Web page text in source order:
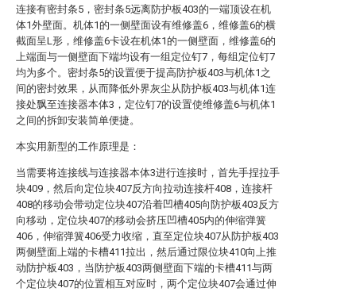
连接有密封条5，密封条5远离防护板403的一端顶设在机
体1外壁面。机体1的一侧壁面设有维修盖6，维修盖6的横
截面呈L形，维修盖6卡设在机体1的一侧壁面，维修盖6的
上端面与一侧壁面下端均设有一组定位钉7，每组定位钉7
均为多个。密封条5的设置便于提高防护板403与机体1之
间的密封效果，从而降低外界灰尘从防护板403与机体1连
接处飘至连接器本体3，定位钉7的设置使维修盖6与机体1
之间的拆卸安装简单便捷。
本实用新型的工作原理是：
当需要将连接线与连接器本体3进行连接时，首先手捏拉手
块409，然后向定位块407反方向拉动连接杆408，连接杆
408的移动会带动定位块407沿着凹槽405向防护板403反方
向移动，定位块407的移动会挤压凹槽405内的伸缩弹簧
406，伸缩弹簧406受力收缩，直至定位块407从防护板403
两侧壁面上端的卡槽411拉出，然后通过限位块410向上推
动防护板403，当防护板403两侧壁面下端的卡槽411与两
个定位块407的位置相互对应时，两个定位块407会通过伸